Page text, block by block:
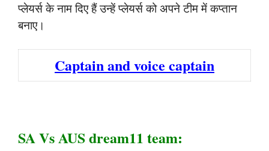
प्लेयर्स के नाम दिए हैं उन्हें प्लेयर्स को अपने टीम में कप्तान
बनाए।
Captain and voice captain
SA Vs AUS dream11 team: